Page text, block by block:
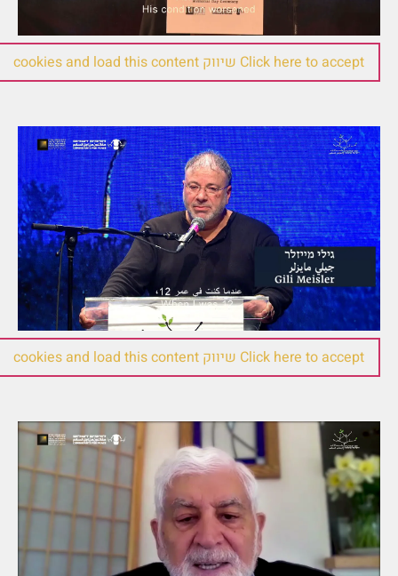
Click here to accept שיווק cookies and load this content
Click here to accept שיווק cookies and load this content
גילי מייזלר
מובראכ עווד